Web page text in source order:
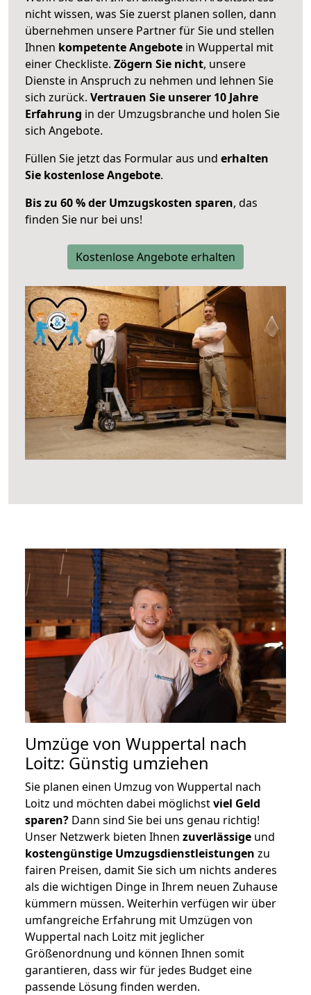
nicht wissen, was Sie zuerst planen sollen, dann
übernehmen unsere Partner für Sie und stellen
Ihnen kompetente Angebote in Wuppertal mit
einer Checkliste. Zögern Sie nicht, unsere
Dienste in Anspruch zu nehmen und lehnen Sie
sich zurück. Vertrauen Sie unserer 10 Jahre
Erfahrung in der Umzugsbranche und holen Sie
sich Angebote.
Füllen Sie jetzt das Formular aus und erhalten
Sie kostenlose Angebote.
Bis zu 60 % der Umzugskosten sparen, das
finden Sie nur bei uns!
Kostenlose Angebote erhalten
Umzüge von Wuppertal nach
Loitz: Günstig umziehen
Sie planen einen Umzug von Wuppertal nach
Loitz und möchten dabei möglichstviel Geld
sparen? Dann sind Sie bei uns genau richtig!
Unser Netzwerk bieten Ihnen zuverlässige und
kostengünstige Umzugsdienstleistungen zu
fairen Preisen, damit Sie sich um nichts anderes
als die wichtigen Dinge in Ihrem neuen Zuhause
kümmern müssen. Weiterhin verfügen wir über
umfangreiche Erfahrung mit Umzügen von
Wuppertal nach Loitz mit jeglicher
Größenordnung und können Ihnen somit
garantieren, dass wir für jedes Budget eine
passende Lösung finden werden.